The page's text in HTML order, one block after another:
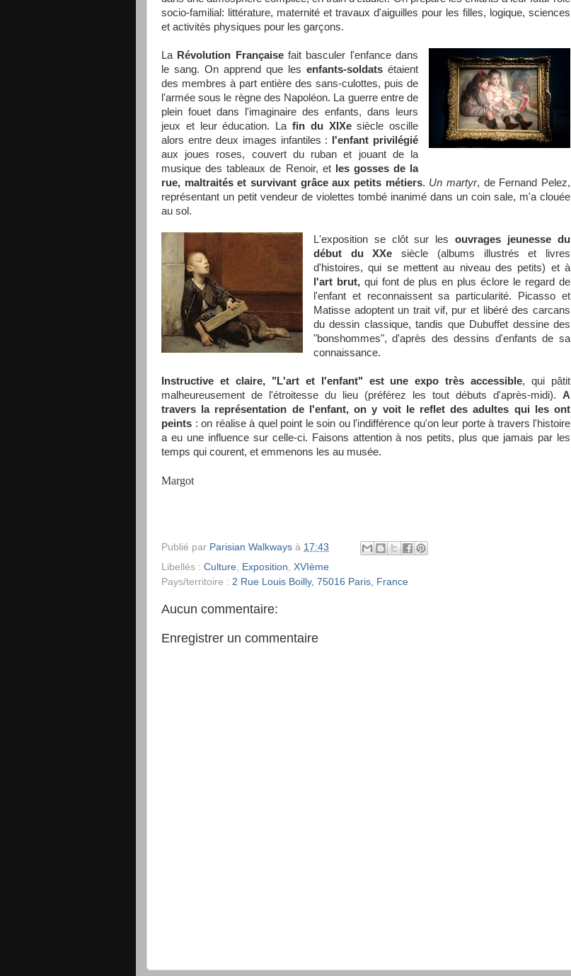
socio-familial: littérature, maternité et travaux d'aiguilles pour les filles, logique, sciences
et activités physiques pour les garçons.
La Révolution Françaisefait basculer l'enfance dans
le sang. On apprend que les enfants-soldatsétaient
des membres à part entière des sans-culottes, puis de
l'armée sous le règne des Napoléon. La guerre entre de
plein fouet dans l'imaginaire des enfants, dans leurs
jeux et leur éducation. La fin du XIXesiècle oscille
alors entre deux images infantiles :
l'enfant privilégié
aux joues roses, couvert du ruban et jouant de la
musique des tableaux de Renoir, et
les gosses de la
rue, maltraités et survivant grâce aux petits métiers. Un martyr, de Fernand Pelez,
représentant un petit vendeur de violettes tombé inanimé dans un coin sale, m'a clouée
au sol.
L'exposition se clôt sur lesouvrages jeunesse du
début du XXesiècle (albums illustrés et livres
d'histoires, qui se mettent au niveau des petits) et à
l'art brut,qui font de plus en plus éclore le regard de
l'enfant et reconnaissent sa particularité. Picasso et
Matisse adoptent un trait vif, pur et libéré des carcans
du dessin classique, tandis que Dubuffet dessine des
"bonshommes", d'après des dessins d'enfants de sa
connaissance.
Instructive et claire, "L'art et l'enfant" est une expo très accessible, qui pâtit
malheureusement de l'étroitesse du lieu (préférez les tout débuts d'après-midi). A
travers la représentation de l'enfant, on y voit le reflet des adultes qui les ont
peints : on réalise à quel point le soin ou l'indifférence qu'on leur porte à travers l'histoire
a eu une influence sur celle-ci. Faisons attention à nos petits, plus que jamais par les
temps qui courent, et emmenons les au musée.
Margot
Publié par Parisian Walkways à 17:43
Libellés : Culture Exposition XVIème
Pays/territoire : 2 Rue Louis Boilly, 75016 Paris, France
Aucun commentaire:
Enregistrer un commentaire